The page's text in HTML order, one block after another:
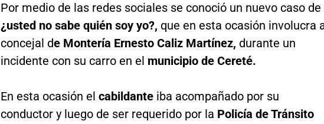
Por medio de las redes sociales se conoció un nuevo caso de
¿usted no sabe quién soy yo?, que en esta ocasión involucra
concejal de Montería Ernesto Caliz Martínez, durante un
incidente con su carro en el municipio de Cereté.
En esta ocasión el cabildanteiba acompañado por su
conductor y luego de ser requerido por la Policía de Tránsito